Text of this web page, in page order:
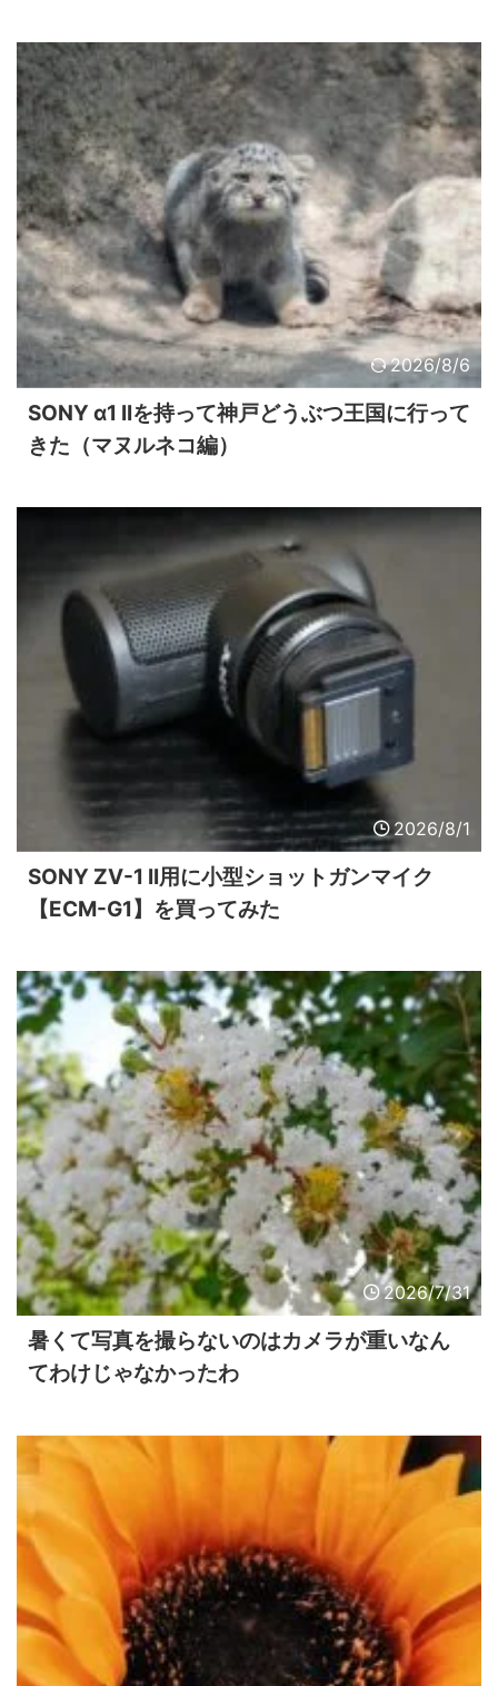
2026/8/6
SONY α1 IIを持って神戸どうぶつ王国に行って
きた（マヌルネコ編）
2026/8/1
SONY ZV-1 II用に小型ショットガンマイク
【ECM-G1】を買ってみた
2026/7/31
暑くて写真を撮らないのはカメラが重いなん
てわけじゃなかったわ